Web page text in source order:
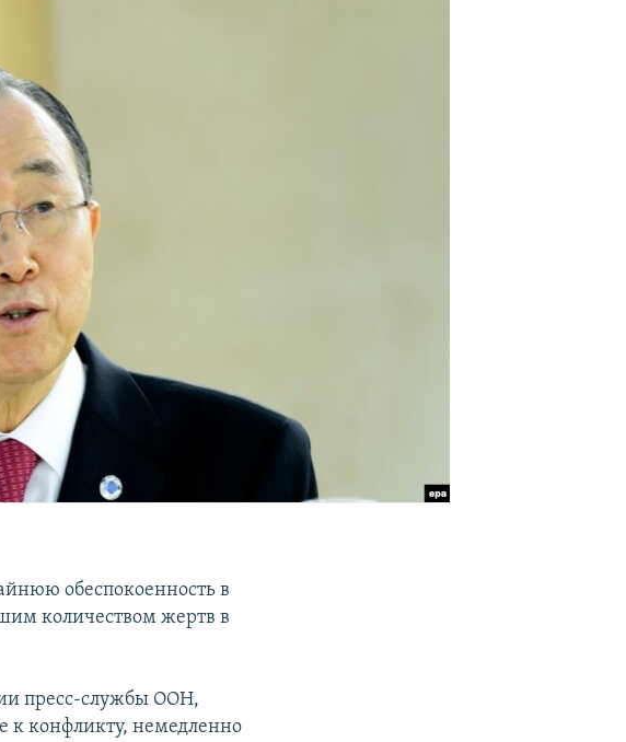
обеспокоенность в
количеством жертв в
пресс-службы ООН,
к конфликту, немедленно